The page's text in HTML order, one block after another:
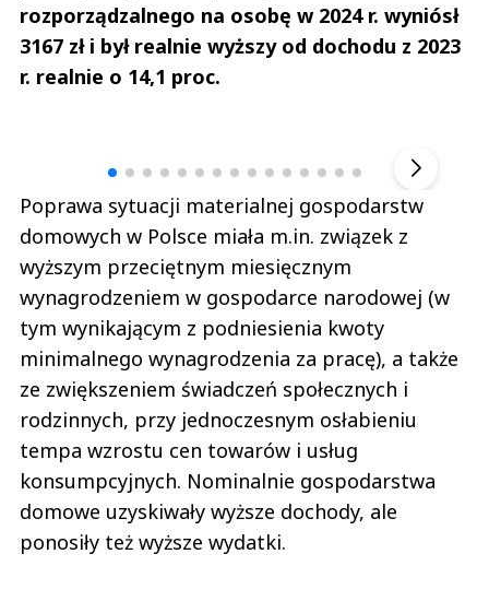
rozporządzalnego na osobę w 2024 r. wyniósł
3167 zł i był realnie wyższy od dochodu z 2023
r. realnie o 14,1 proc.
Poprawa sytuacji materialnej gospodarstw
domowych w Polsce miała m.in. związek z
wyższym przeciętnym miesięcznym
wynagrodzeniem w gospodarce narodowej (w
tym wynikającym z podniesienia kwoty
minimalnego wynagrodzenia za pracę), a także
ze zwiększeniem świadczeń społecznych i
rodzinnych, przy jednoczesnym osłabieniu
tempa wzrostu cen towarów i usług
konsumpcyjnych. Nominalnie gospodarstwa
domowe uzyskiwały wyższe dochody, ale
ponosiły też wyższe wydatki.